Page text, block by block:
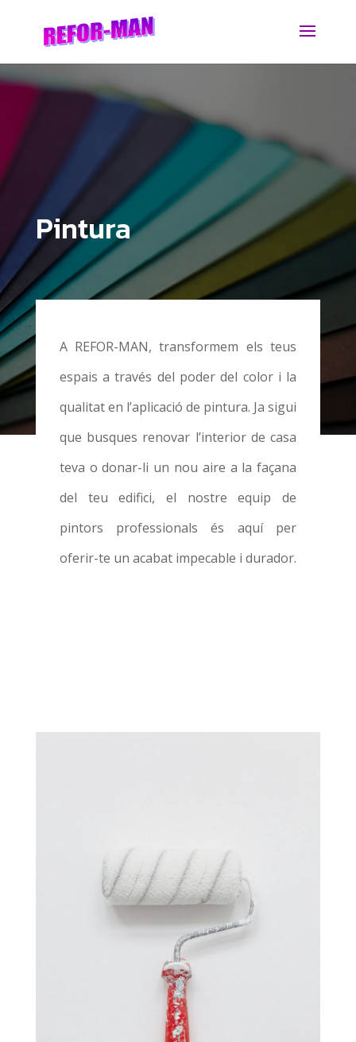
Pintura
A REFOR-MAN, transformem els teus
espais a través del poder del color i la
qualitat en l’aplicació de pintura. Ja sigui
que busques renovar l’interior de casa
teva o donar-li un nou aire a la façana
del teu edifici, el nostre equip de
pintors professionals és aquí per
oferir-te un acabat impecable i durador.